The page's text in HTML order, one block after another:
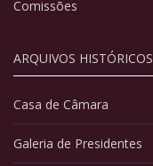
Comissões
ARQUIVOS HISTÓRICOS
Casa de Câmara
Galeria de Presidentes